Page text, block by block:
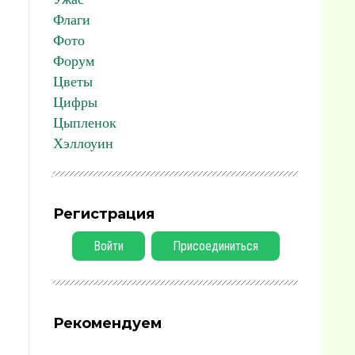
Флаги
Фото
Форум
Цветы
Цифры
Цыпленок
Хэллоуин
Регистрация
Войти Присоединиться
Рекомендуем